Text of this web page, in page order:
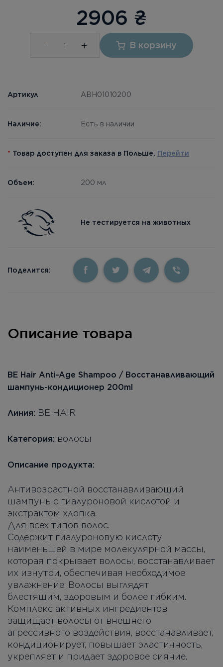
2906 ₴
- + В корзину
Артикул ABH01010200
Наличие: Есть в наличии
* Товар доступен для заказа в Польше. Перейти
Объем: 200 мл
Не тестируется на животных
Поделится:
Описание товара
BE Hair Anti-Age Shampoo / Восстанавливающий
шампунь-кондиционер 200ml
Линия: BE HAIR
Категория: волосы
Описание продукта:
Антивозрастной восстанавливающий
шампунь с гиалуроновой кислотой и
экстрактом хлопка.
Для всех типов волос.
Содержит гиалуроновую кислоту
наименьшей в мире молекулярной массы,
которая покрывает волосы, восстанавливает
их изнутри, обеспечивая необходимое
увлажнение. Волосы выглядят
блестящим, здоровым и более гибким.
Комплекс активных ингредиентов
защищает волосы от внешнего
агрессивного воздействия, восстанавливает,
кондиционирует, повышает эластичность,
укрепляет и придает здоровое сияние.